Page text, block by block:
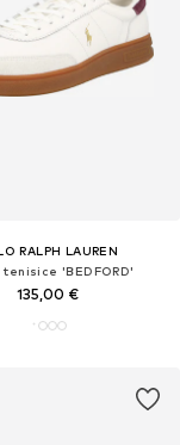
RALPH LAUREN
'BEDFORD'
135,00 €